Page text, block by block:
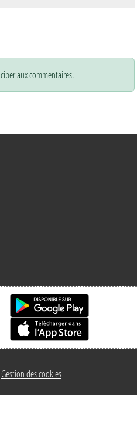
aux commentaires.
Gestion des cookies